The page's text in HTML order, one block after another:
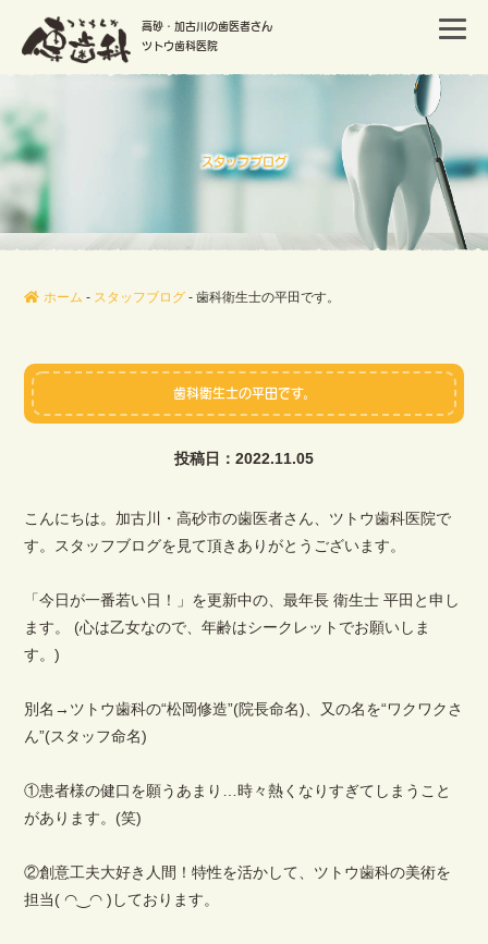
高砂・加古川の歯医者さん
ツトウ歯科医院
スタッフブログ
ホーム - スタッフブログ- 歯科衛生士の平田です。
歯科衛生士の平田です。
投稿日：2022.11.05
こんにちは。加古川・高砂市の歯医者さん、ツトウ歯科医院で
す。スタッフブログを見て頂きありがとうございます。
「今日が一番若い日！」を更新中の、最年長 衛生士 平田と申し
ます。 (心は乙女なので、年齢はシークレットでお願いしま
す。)
別名→ツトウ歯科の“松岡修造”(院長命名)、又の名を“ワクワクさ
ん”(スタッフ命名)
①患者様の健口を願うあまり…時々熱くなりすぎてしまうこと
があります。(笑)
②創意工夫大好き人間！特性を活かして、ツトウ歯科の美術を
担当( ◠‿◠ )しております。